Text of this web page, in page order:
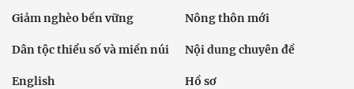
Giảm nghèo bền vững Nông thôn mới
Dân tộc thiểu số và miền núi Nội dung chuyên đề
English Hồ sơ